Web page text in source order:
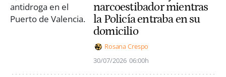
narcoestibador mientras
la Policía entraba en su
domicilio
Rosana Crespo
30/07/2026 06:00h